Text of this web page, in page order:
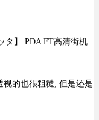
タ】 PDA FT高清街机
的也很粗糙, 但是还是